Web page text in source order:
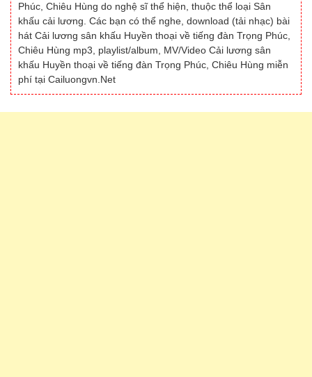
Phúc, Chiêu Hùng do nghệ sĩ thể hiện, thuộc thể loại Sân
khấu cải lương. Các bạn có thể nghe, download (tải nhạc) bài
hát Cải lương sân khấu Huyền thoại về tiếng đàn Trọng Phúc,
Chiêu Hùng mp3, playlist/album, MV/Video Cải lương sân
khấu Huyền thoại về tiếng đàn Trọng Phúc, Chiêu Hùng miễn
phí tại Cailuongvn.Net